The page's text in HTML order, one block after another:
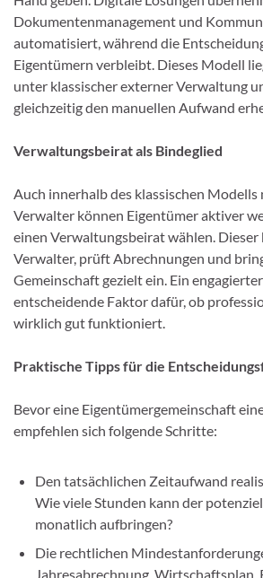
Dokumentenmanagement und
automatisiert, während die
Eigentümern verbleibt. Dieses Modell
unter klassischer externer Verwaltung
gleichzeitig den manuellen Aufwand
Verwaltungsbeirat als Bindeglied
Auch innerhalb des klassischen
Verwalter können Eigentümer aktiver
einen Verwaltungsbeirat wählen.
Verwalter, prüft Abrechnungen und
Gemeinschaft gezielt ein. Ein
entscheidende Faktor dafür, ob
wirklich gut funktioniert.
Praktische Tipps für die
Bevor eine Eigentümergemeinschaft
empfehlen sich folgende Schritte:
Den tatsächlichen Zeitaufwand
Wie viele Stunden kann der
monatlich aufbringen?
Die rechtlichen
Jahresabrechnung, Wirtschaftsplan,